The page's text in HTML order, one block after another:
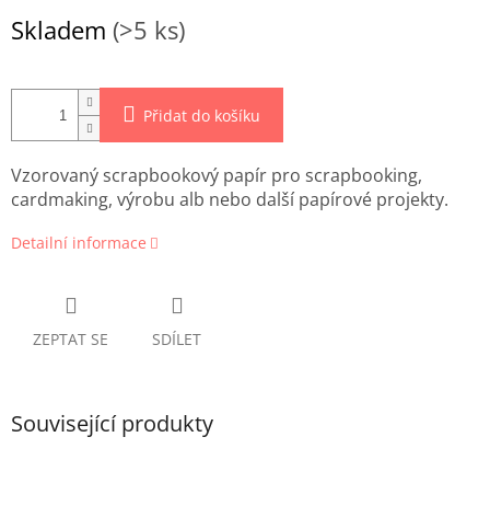
cena:
Skladem (>5 ks)
Přidat do košíku
Vzorovaný scrapbookový papír pro scrapbooking,
cardmaking, výrobu alb nebo další papírové projekty.
Detailní informace
ZEPTAT SE SDÍLET
Související produkty